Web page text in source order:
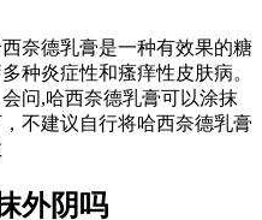
奈德乳膏是一种有效果的糖
种炎症性和瘙痒性皮肤病。
问,哈西奈德乳膏可以涂抹
不建议自行将哈西奈德乳膏
外阴吗